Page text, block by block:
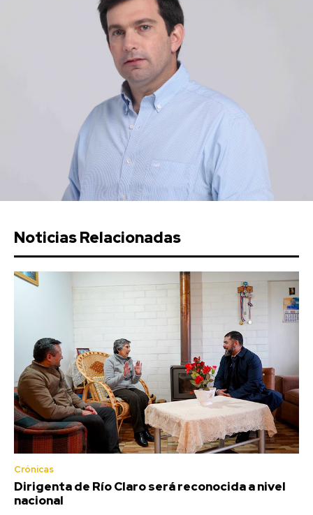
Noticias Relacionadas
Crónicas
Dirigenta de Río Claro será reconocida a nivel
nacional